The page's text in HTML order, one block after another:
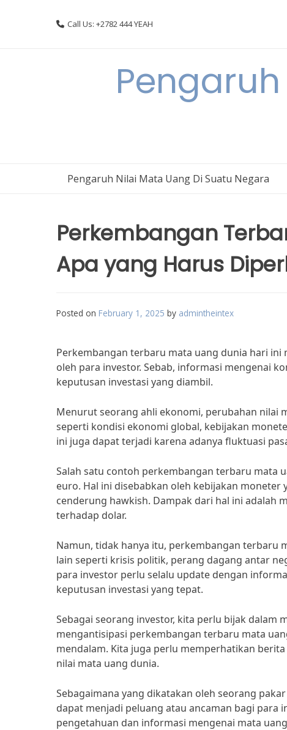
Call Us: +2782 444 YEAH
Pengaruh Nilai Mata Uang Di Suatu Negara
Perkembangan
Apa yang Harus
Posted on February 1, 2025 by admintheintex
Perkembangan terbaru mata uang dunia hari
oleh para investor. Sebab, informasi mengenai
keputusan investasi yang diambil.
Menurut seorang ahli ekonomi, perubahan nilai
seperti kondisi ekonomi global, kebijakan
ini juga dapat terjadi karena adanya fluktuasi
Salah satu contoh perkembangan terbaru mata
euro. Hal ini disebabkan oleh kebijakan moneter
cenderung hawkish. Dampak dari hal ini adalah
terhadap dolar.
Namun, tidak hanya itu, perkembangan
lain seperti krisis politik, perang dagang antar
para investor perlu selalu update dengan
keputusan investasi yang tepat.
Sebagai seorang investor, kita perlu bijak dalam
mengantisipasi perkembangan terbaru mata
mendalam. Kita juga perlu memperhatikan
nilai mata uang dunia.
Sebagaimana yang dikatakan oleh seorang
dapat menjadi peluang atau ancaman bagi para
pengetahuan dan informasi mengenai mata